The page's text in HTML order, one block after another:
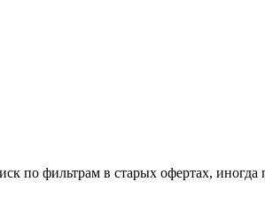
по фильтрам в старых офертах,